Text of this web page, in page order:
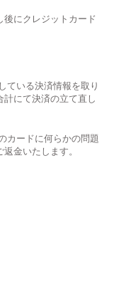
にクレジットカード
ている決済情報を取り
にて決済の立て直し
カードに何らかの問題
金いたします。